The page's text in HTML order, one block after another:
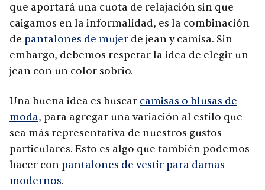
que aportará una cuota de relajación sin que
caigamos en la informalidad, es la combinación
de pantalones de mujer de jean y camisa. Sin
embargo, debemos respetar la idea de elegir un
jean con un color sobrio.
Una buena idea es buscar camisas o blusas de
moda, para agregar una variación al estilo que
sea más representativa de nuestros gustos
particulares. Esto es algo que también podemos
hacer con pantalones de vestir para damas
modernos.